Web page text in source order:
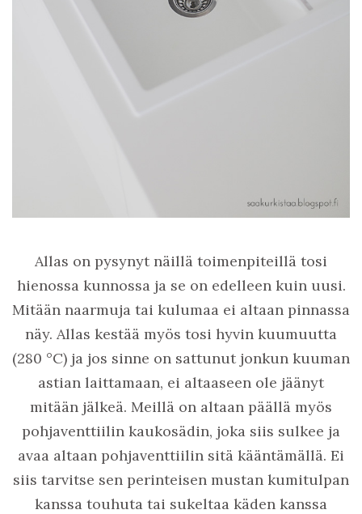
Allas on pysynyt näillä toimenpiteillä tosi
hienossa kunnossa ja se on edelleen kuin uusi.
Mitään naarmuja tai kulumaa ei altaan pinnassa
näy. Allas kestää myös tosi hyvin kuumuutta
(280 °C) ja jos sinne on sattunut jonkun kuuman
astian laittamaan, ei altaaseen ole jäänyt
mitään jälkeä. Meillä on altaan päällä myös
pohjaventtiilin kaukosädin, joka siis sulkee ja
avaa altaan pohjaventtiilin sitä kääntämällä. Ei
siis tarvitse sen perinteisen mustan kumitulpan
kanssa touhuta tai sukeltaa käden kanssa